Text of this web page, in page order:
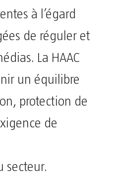
à l’égard
de réguler et
La HAAC
un équilibre
protection de
de
secteur.